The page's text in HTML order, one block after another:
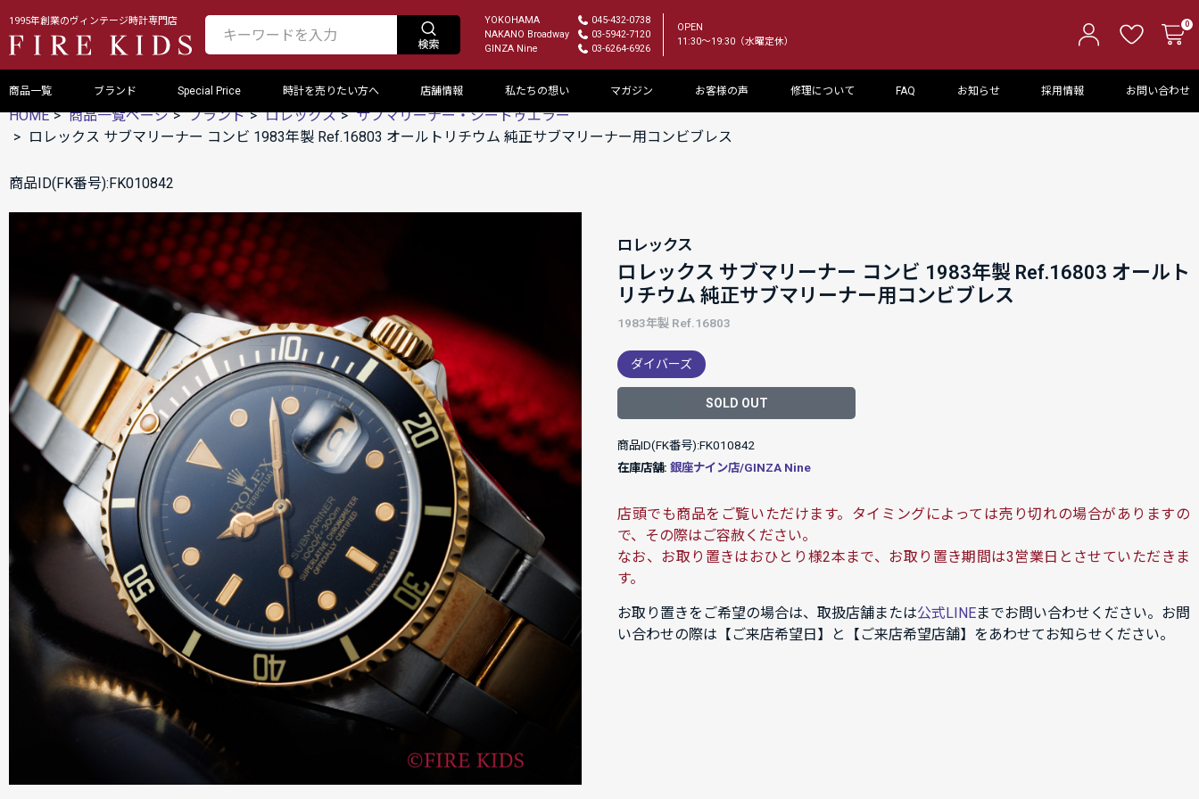
1995年創業のヴィンテージ時計専門店 YOKOHAMA
045-432-0738
NAKANO Broadway
03-5942-7120
GINZA Nine
03-6264-6926
OPEN
11:30～19:30（水曜定休）
0
商品一覧 ブランド Special Price 時計を売りたい方へ 店舗情報 私たちの想い マガジン お客様の声 修理について FAQ お知らせ 採用情報 お問い合わせ
HOME 商品一覧ページ ブランド ロレックス
サブマリーナー・シードゥエラー
ロレックス サブマリーナー コンビ 1983年製 Ref.16803 オールトリチウム 純正サブマリーナー用コンビブレス
商品ID(FK番号):FK010842
ロレックス
ロレックス サブマリーナー コンビ 1983年製 Ref.16803 オールト
リチウム 純正サブマリーナー用コンビブレス
1983年製 Ref.16803
ダイバーズ
SOLD OUT
商品ID(FK番号):FK010842
在庫店舗: 銀座ナイン店/GINZA Nine
店頭でも商品をご覧いただけます。タイミングによっては売り切れの場合がありますの
で、その際はご容赦ください。
なお、お取り置きはおひとり様2本まで、お取り置き期間は3営業日とさせていただきま
す。
お取り置きをご希望の場合は、取扱店舗または公式LINEまでお問い合わせください。お問
い合わせの際は【ご来店希望日】と【ご来店希望店舗】をあわせてお知らせください。